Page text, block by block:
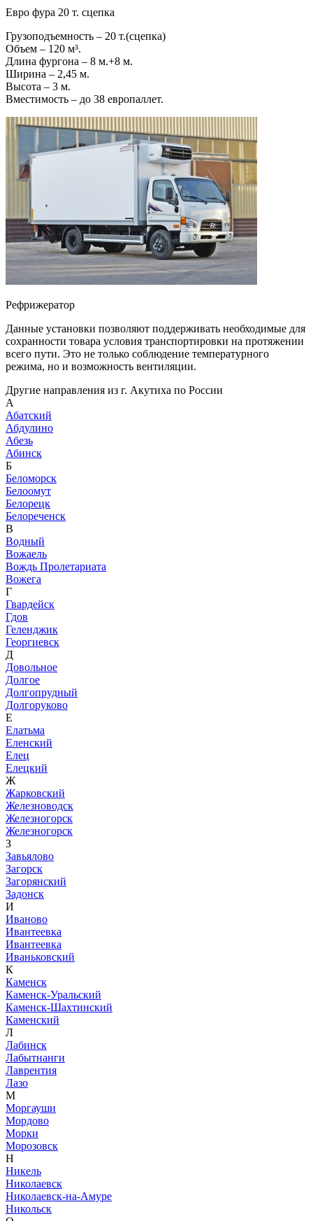
Евро фура 20 т. сцепка
Грузоподъемность – 20 т.(сцепка)
Объем – 120 м³.
Длина фургона – 8 м.+8 м.
Ширина – 2,45 м.
Высота – 3 м.
Вместимость – до 38 европаллет.
Рефрижератор
Данные установки позволяют поддерживать необходимые для
сохранности товара условия транспортировки на протяжении
всего пути. Это не только соблюдение температурного
режима, но и возможность вентиляции.
Другие направления из г. Акутиха по России
А
Абатский
Абдулино
Абезь
Абинск
Б
Беломорск
Белоомут
Белорецк
Белореченск
В
Водный
Вожаель
Вождь Пролетариата
Вожега
Г
Гвардейск
Гдов
Геленджик
Георгиевск
Д
Довольное
Долгое
Долгопрудный
Долгоруково
Е
Елатьма
Еленский
Елец
Елецкий
Ж
Жарковский
Железноводск
Железногорск
Железногорск
З
Завьялово
Загорск
Загорянский
Задонск
И
Иваново
Ивантеевка
Ивантеевка
Иваньковский
К
Каменск
Каменск-Уральский
Каменск-Шахтинский
Каменский
Л
Лабинск
Лабытнанги
Лаврентия
Лазо
М
Моргауши
Мордово
Морки
Морозовск
Н
Никель
Николаевск
Николаевск-на-Амуре
Никольск